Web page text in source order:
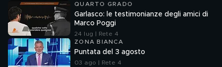
QUARTO GRADO
Garlasco: le testimonianze degli amici di
Marco Poggi
24 lug | Rete 4
ZONA BIANCA
Puntata del 3 agosto
03 ago | Rete 4